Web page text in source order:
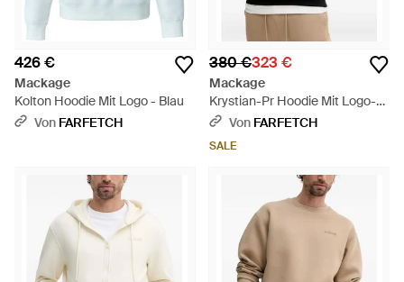
426 €
Mackage
Kolton Hoodie Mit Logo - Blau
Von FARFETCH
380 €323 €
Mackage
Krystian-Pr Hoodie Mit Logo-
Print - Schwarz
Von FARFETCH
SALE